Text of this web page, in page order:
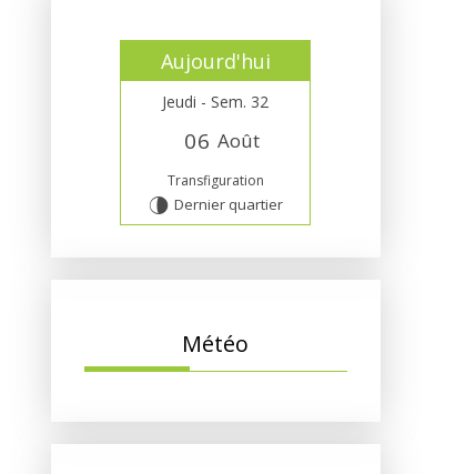
Aujourd'hui
Jeudi - Sem. 32
06 Août
Transfiguration
U Dernier quartier
Météo